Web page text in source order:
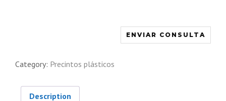
Category: Precintos plásticos
Description